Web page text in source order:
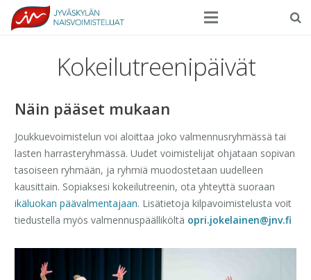
Harrasteliikunta
Kilpaurheilu
Tapahtumat
Ilmoittautuminen
Yhteystiedot
Kokeilutreenipäivät
Näin pääset mukaan
Joukkuevoimistelun voi aloittaa joko valmennusryhmässä tai
lasten harrasteryhmässä. Uudet voimistelijat ohjataan sopivan
tasoiseen ryhmään, ja ryhmiä muodostetaan uudelleen
kausittain. Sopiaksesi kokeilutreenin, ota yhteyttä suoraan
ikäluokan päävalmentajaan. Lisätietoja kilpavoimistelusta voit
tiedustella myös valmennuspäälliköltä opri.jokelainen@jnv.fi